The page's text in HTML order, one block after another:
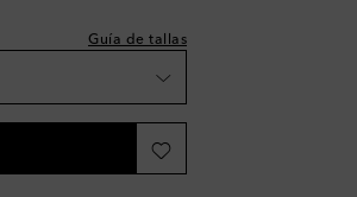
Guía de tallas